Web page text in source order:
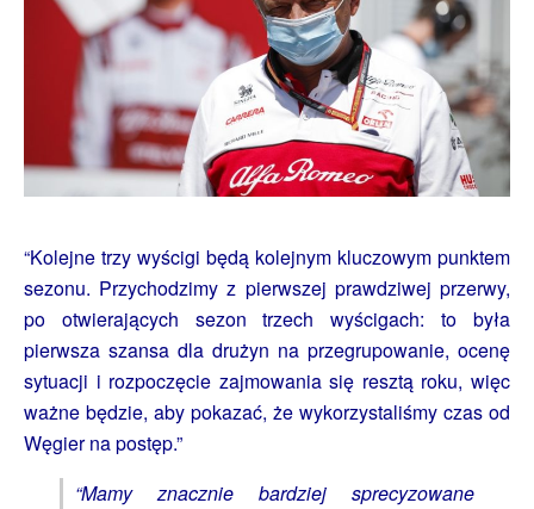
“Kolejne trzy wyścigi będą kolejnym kluczowym punktem
sezonu. Przychodzimy z pierwszej prawdziwej przerwy,
po otwierających sezon trzech wyścigach: to była
pierwsza szansa dla drużyn na przegrupowanie, ocenę
sytuacji i rozpoczęcie zajmowania się resztą roku, więc
ważne będzie, aby pokazać, że wykorzystaliśmy czas od
Węgier na postęp.”
“Mamy znacznie bardziej sprecyzowane